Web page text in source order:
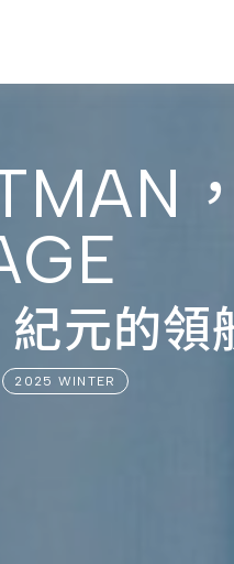
元的領
2025 WINTER